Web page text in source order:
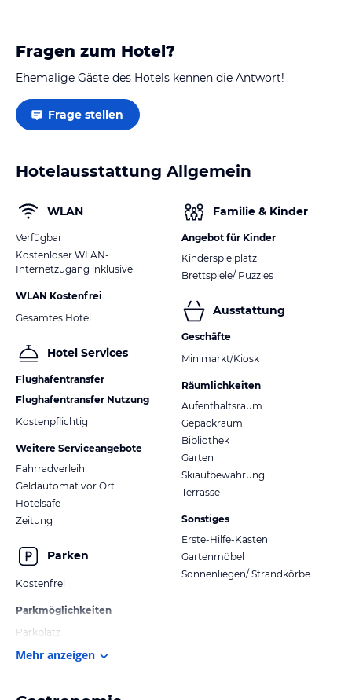
Fragen zum Hotel?
Ehemalige Gäste des Hotels kennen die Antwort!
Frage stellen
Hotelausstattung Allgemein
WLAN
Verfügbar
Kostenloser WLAN-
Internetzugang inklusive
WLAN Kostenfrei
Gesamtes Hotel
Hotel Services
Flughafentransfer
Flughafentransfer Nutzung
Kostenpflichtig
Weitere Serviceangebote
Fahrradverleih
Geldautomat vor Ort
Hotelsafe
Zeitung
Parken
Kostenfrei
Parkmöglichkeiten
Parkplatz
Familie & Kinder
Angebot für Kinder
Kinderspielplatz
Brettspiele/ Puzzles
Ausstattung
Geschäfte
Minimarkt/Kiosk
Räumlichkeiten
Aufenthaltsraum
Gepäckraum
Bibliothek
Garten
Skiaufbewahrung
Terrasse
Sonstiges
Erste-Hilfe-Kasten
Gartenmöbel
Sonnenliegen/ Strandkörbe
Mehr anzeigen